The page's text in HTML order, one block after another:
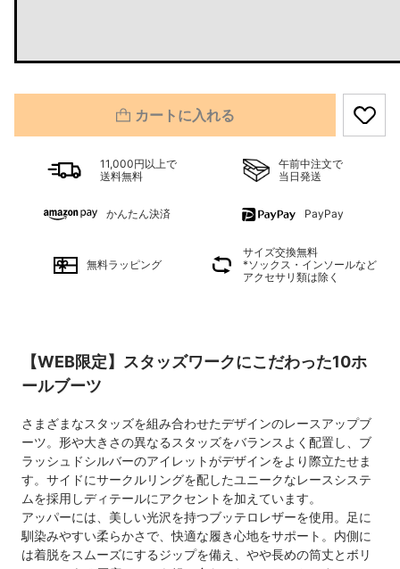
カートに入れる
11,000円以上で
送料無料
午前中注文で
当日発送
かんたん決済 PayPay
無料ラッピング
サイズ交換無料
*ソックス・インソールなど
アクセサリ類は除く
【WEB限定】スタッズワークにこだわった10ホ
ールブーツ
さまざまなスタッズを組み合わせたデザインのレースアップブ
ーツ。形や大きさの異なるスタッズをバランスよく配置し、ブ
ラッシュドシルバーのアイレットがデザインをより際立たせま
す。サイドにサークルリングを配したユニークなレースシステ
ムを採用しディテールにアクセントを加えています。
アッパーには、美しい光沢を持つブッテロレザーを使用。足に
馴染みやすい柔らかさで、快適な履き心地をサポート。内側に
は着脱をスムーズにするジップを備え、やや長めの筒丈とボリ